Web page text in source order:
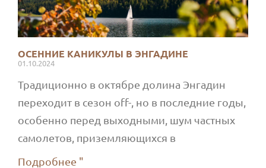
ОСЕННИЕ КАНИКУЛЫ В ЭНГАДИНЕ
01.10.2024
Традиционно в октябре долина Энгадин
переходит в сезон off-, но в последние годы,
особенно перед выходными, шум частных
самолетов, приземляющихся в
Подробнее "